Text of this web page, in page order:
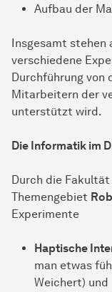
Aufbau der
Insgesamt stehen
verschiedene
Durchführung von
Mitarbeitern der
unterstützt wird.
Die Informatik im
Durch die
Themengebiet
Experimente
Haptische
man etwas
Weichert) und